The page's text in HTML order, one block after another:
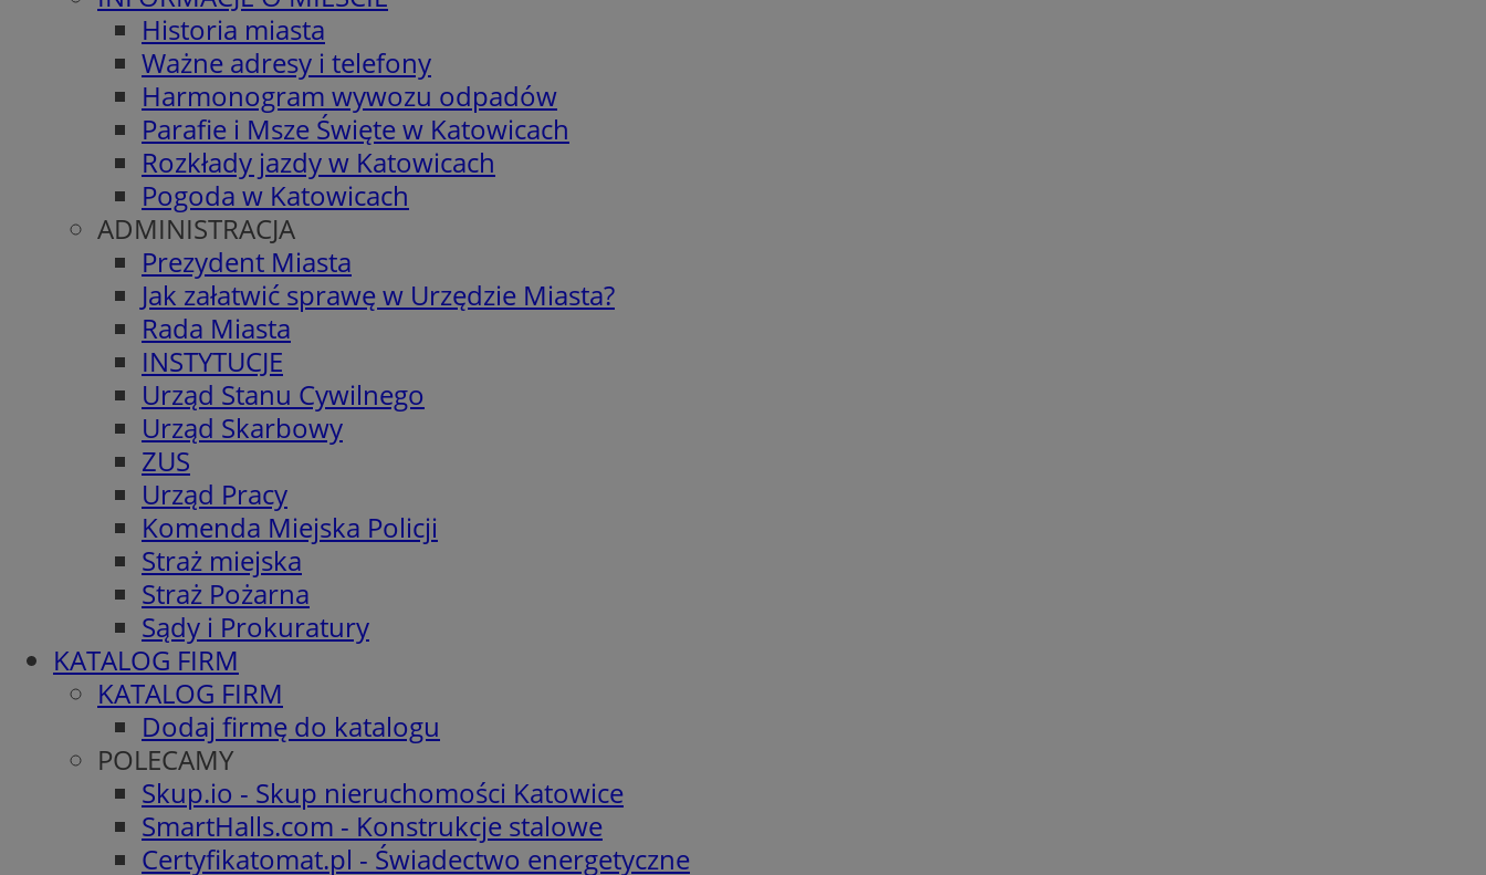
Historia miasta
Ważne adresy i telefony
Harmonogram wywozu odpadów
Parafie i Msze Święte w Katowicach
Rozkłady jazdy w Katowicach
Pogoda w Katowicach
ADMINISTRACJA
Prezydent Miasta
Jak załatwić sprawę w Urzędzie Miasta?
Rada Miasta
INSTYTUCJE
Urząd Stanu Cywilnego
Urząd Skarbowy
ZUS
Urząd Pracy
Komenda Miejska Policji
Straż miejska
Straż Pożarna
Sądy i Prokuratury
KATALOG FIRM
KATALOG FIRM
Dodaj firmę do katalogu
POLECAMY
Skup.io - Skup nieruchomości Katowice
SmartHalls.com - Konstrukcje stalowe
Certyfikatomat.pl - Świadectwo energetyczne